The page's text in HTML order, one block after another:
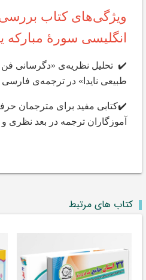
ویژگی‌های کتاب
انگلیسی سورۀ مبارکه
✔️ تحلیل نظریه‌ی «دگرسانی فن
طبیعی نایدا» در ترجمه‌ی
✔️کتابی مفید برای مترجمان
آموزگاران ترجمه در بعد نظری
کتاب های مرتبط